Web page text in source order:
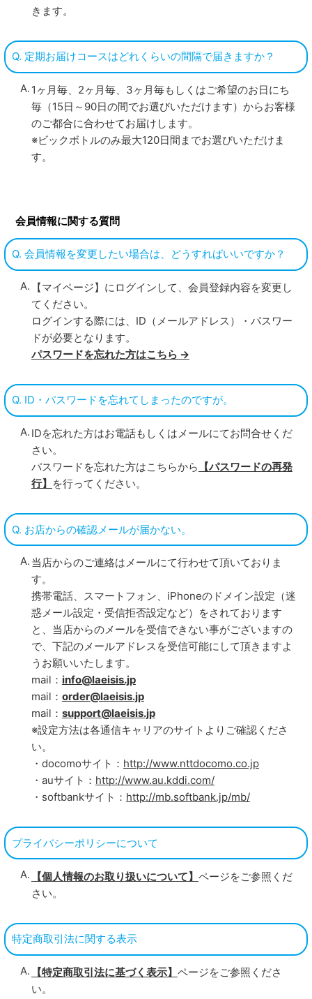
きます。
Q. 定期お届けコースはどれくらいの間隔で届きますか？
1ヶ月毎、2ヶ月毎、3ヶ月毎もしくはご希望のお日にち
毎（15日～90日の間でお選びいただけます）からお客様
のご都合に合わせてお届けします。
※ビックボトルのみ最大120日間までお選びいただけま
す。
会員情報に関する質問
Q. 会員情報を変更したい場合は、どうすればいいですか？
【マイページ】にログインして、会員登録内容を変更し
てください。
ログインする際には、ID（メールアドレス）・パスワー
ドが必要となります。
パスワードを忘れた方はこちら →
Q. ID・パスワードを忘れてしまったのですが。
IDを忘れた方はお電話もしくはメールにてお問合せくだ
さい。
パスワードを忘れた方はこちらから
【パスワードの再発
行】
を行ってください。
Q. お店からの確認メールが届かない。
当店からのご連絡はメールにて行わせて頂いておりま
す。
携帯電話、スマートフォン、iPhoneのドメイン設定（迷
惑メール設定・受信拒否設定など）をされております
と、当店からのメールを受信できない事がございますの
で、下記のメールアドレスを受信可能にして頂きますよ
うお願いいたします。
mail： info@laeisis.jp
mail： order@laeisis.jp
mail： support@laeisis.jp
※設定方法は各通信キャリアのサイトよりご確認くださ
い。
・docomoサイト： http://www.nttdocomo.co.jp
・auサイト： http://www.au.kddi.com/
・softbankサイト： http://mb.softbank.jp/mb/
プライバシーポリシーについて
【個人情報のお取り扱いについて】 ページをご参照くだ
さい。
特定商取引法に関する表示
【特定商取引法に基づく表示】 ページをご参照くださ
い。